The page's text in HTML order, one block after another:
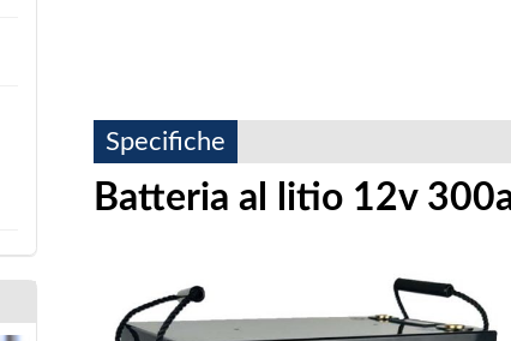
Specifiche
Batteria al litio 12v